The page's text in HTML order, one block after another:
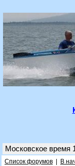
Московское время
Список форумов В